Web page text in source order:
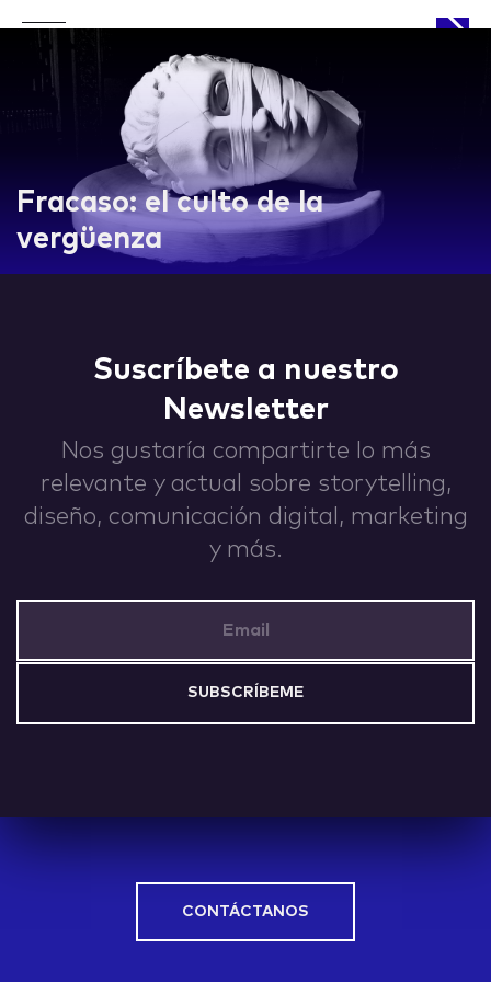
Fracaso: el culto de la
vergüenza
Suscríbete a nuestro
Newsletter
Nos gustaría compartirte lo más
relevante y actual sobre storytelling,
diseño, comunicación digital, marketing
y más.
CONTÁCTANOS
APPROACH
WORKS
CONTACT